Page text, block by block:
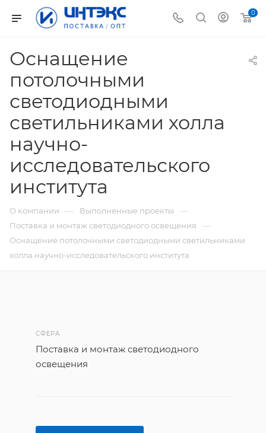
0
Оснащение
потолочными
светодиодными
светильниками холла
научно-
исследовательского
института
О компании — Выполненные проекты —
Поставка и монтаж светодиодного освещения —
Оснащение потолочными светодиодными светильниками
холла научно-исследовательского института
СФЕРА
Поставка и монтаж светодиодного
освещения